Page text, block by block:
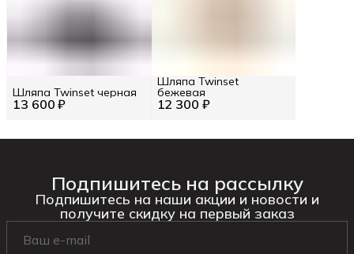
13 600 ₽
Шляпа Twinset черная
12 300 ₽
Шляпа Twinset
бежевая
Подпишитесь на рассылку
Подпишитесь на наши акции и новости и
получите скидку на первый заказ